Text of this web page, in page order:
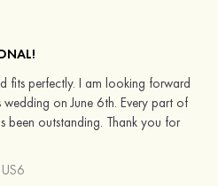
fits perfectly. I am looking forward
on June 6th. Every part of
been outstanding. Thank you for